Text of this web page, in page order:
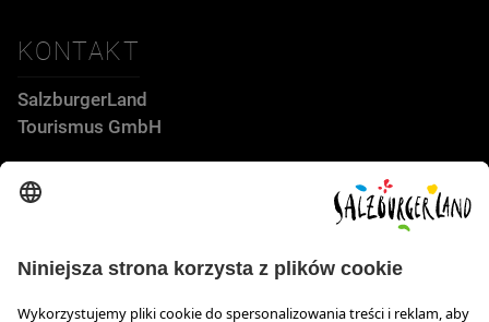
KONTAKT
SalzburgerLand
Tourismus GmbH
Wiener Bundesstraße 23
5300 Hallwang
GODZINY OTWARCIA